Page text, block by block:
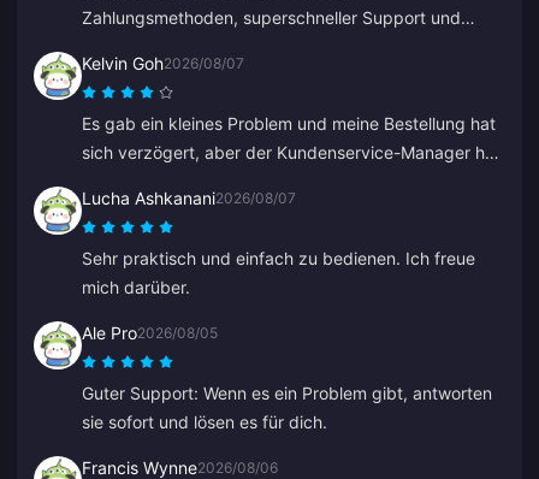
Zahlungsmethoden, superschneller Support und
Kelvin Goh2026/08/07
Es gab ein kleines Problem und meine Bestellung hat
sich verzögert, aber der Kundenservice-Manager hat
gelöst und sein Versprechen auf Entschädigung
eingelöst. Ein zufriedenstellendes Ergebnis, ich weiß
den Einsatz zu schätzen. Danke!
Lucha Ashkanani2026/08/07
Sehr praktisch und einfach zu bedienen. Ich freue
mich darüber.
Ale Pro2026/08/05
Guter Support: Wenn es ein Problem gibt, antworten
sie sofort und lösen es für dich.
Francis Wynne2026/08/06